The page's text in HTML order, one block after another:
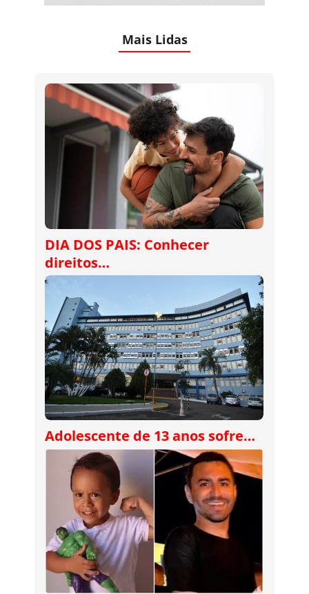
Mais Lidas
DIA DOS PAIS: Conhecer
direitos…
Adolescente de 13 anos sofre…